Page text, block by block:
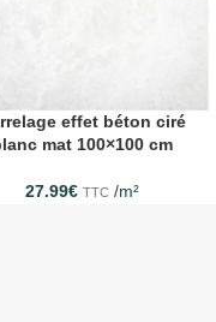
effet béton ciré
mat 100×100 cm
27.99€ TTC /m²